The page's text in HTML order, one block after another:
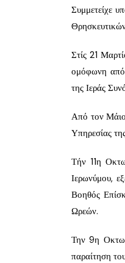
Συμμετείχε
Στίς 21
ομόφωνη
της Ιεράς
Από τον
Υπηρεσίας
Τήν 11η
Ιερωνύμου,
Βοηθός
Ωρεών.
Την 9η
παραίτηση